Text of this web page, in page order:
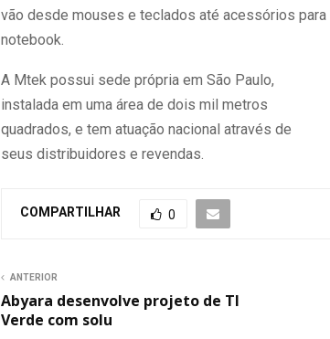
vão desde mouses e teclados até acessórios para
notebook.
A Mtek possui sede própria em São Paulo,
instalada em uma área de dois mil metros
quadrados, e tem atuação nacional através de
seus distribuidores e revendas.
COMPARTILHAR 0
ANTERIOR
Abyara desenvolve projeto de TI
Verde com solu